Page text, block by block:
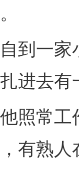
一家
进去
常工
有熟